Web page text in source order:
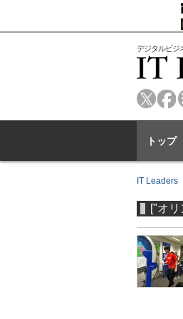
デジタルビジ
トップ
IT Leaders
["オ